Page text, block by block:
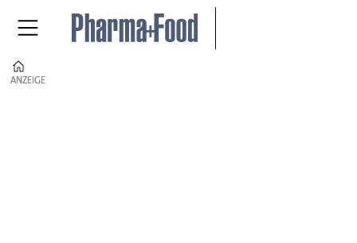
ANZEIGE
ANZEIGE